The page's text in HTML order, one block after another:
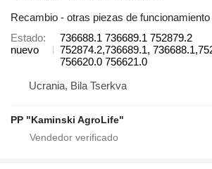
Recambio - otras piezas de funcionamiento
Estado
nuevo
736688.1 736689.1 752879.2
752874.2,736689.1,
756620.0 756621.0
Ucrania, Bila Tserkva
PP "Kaminski AgroLife"